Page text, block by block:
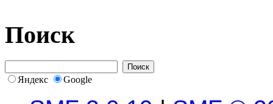
Поиск
Яндекс Google